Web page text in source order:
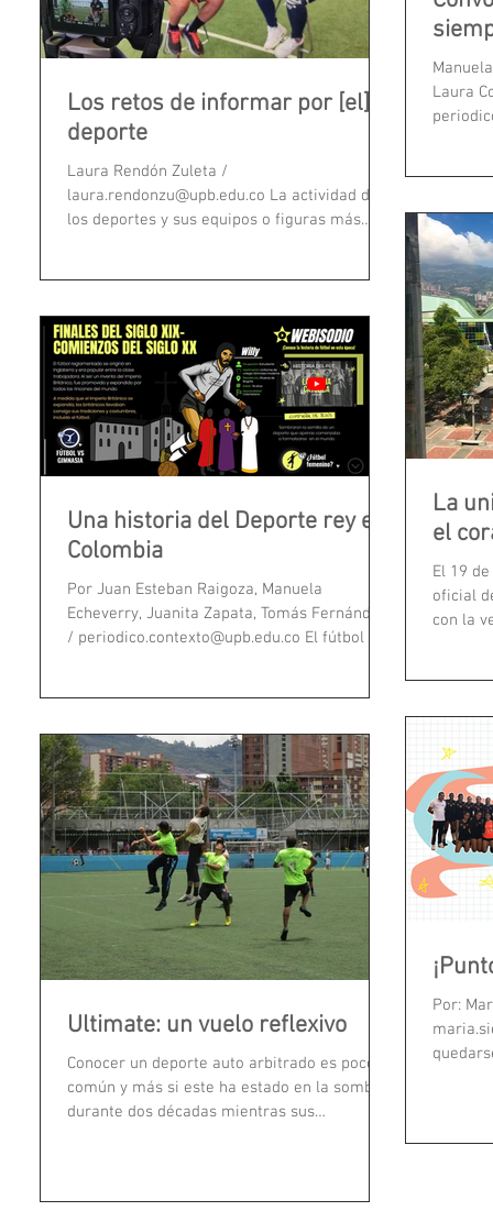
Los retos de informar por [el]
deporte
Laura Rendón Zuleta /
laura.rendonzu@upb.edu.co La actividad de
los deportes y sus equipos o figuras más
Laura
Una historia del Deporte rey en
Colombia
Por Juan Esteban Raigoza, Manuela
Echeverry, Juanita Zapata, Tomás Fernández
/ periodico.contexto@upb.edu.co El fútbol es
La
el
El 19
oficial
con la
Ultimate: un vuelo reflexivo
Conocer un deporte auto arbitrado es poco
común y más si este ha estado en la sombra
durante dos décadas mientras sus
Por: